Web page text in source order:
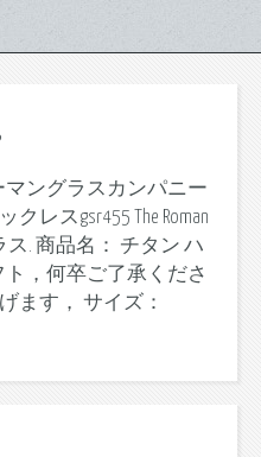
ーマングラスカンパニー
レスgsr455 The Roman
ス. 商品名： チタン ハ
，何卒ご了承くださ
ます， サイズ：